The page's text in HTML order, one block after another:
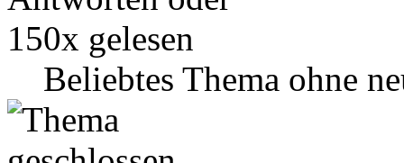
Beliebtes Thema ohne